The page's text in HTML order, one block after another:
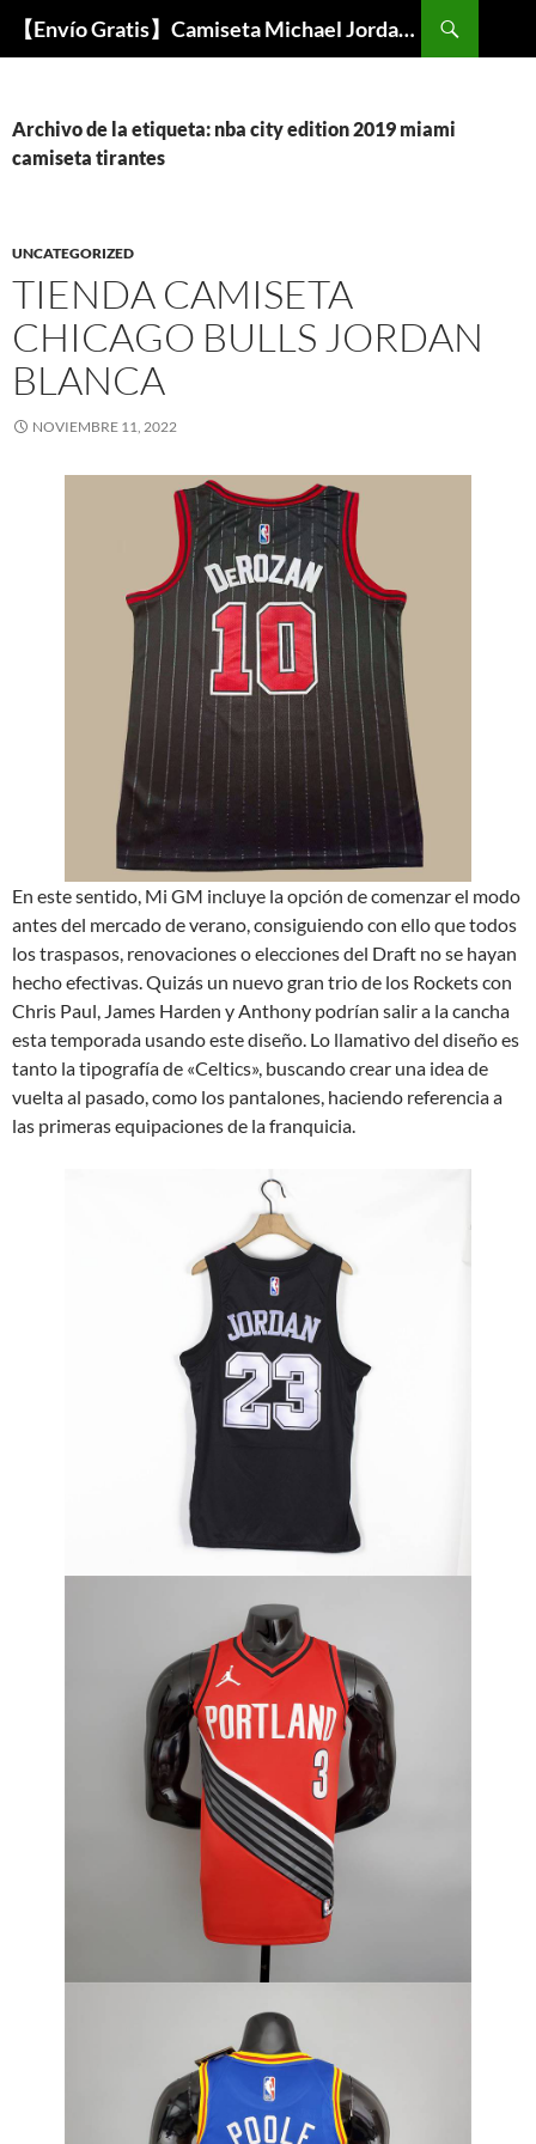
【Envío Gratis】Camiseta Michael Jordan NBA Barata
Buscar
Archivo de la etiqueta: nba city edition 2019 miami
camiseta tirantes
UNCATEGORIZED
TIENDA CAMISETA
CHICAGO BULLS JORDAN
BLANCA
NOVIEMBRE 11, 2022
En este sentido, Mi GM incluye la opción de comenzar el modo
antes del mercado de verano, consiguiendo con ello que todos
los traspasos, renovaciones o elecciones del Draft no se hayan
hecho efectivas. Quizás un nuevo gran trio de los Rockets con
Chris Paul, James Harden y Anthony podrían salir a la cancha
esta temporada usando este diseño. Lo llamativo del diseño es
tanto la tipografía de «Celtics», buscando crear una idea de
vuelta al pasado, como los pantalones, haciendo referencia a
las primeras equipaciones de la franquicia.